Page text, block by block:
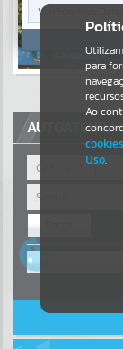
Portais
NOTÍCIAS
para
Ao
cookies
Uso.
Isto
Verificar Mais